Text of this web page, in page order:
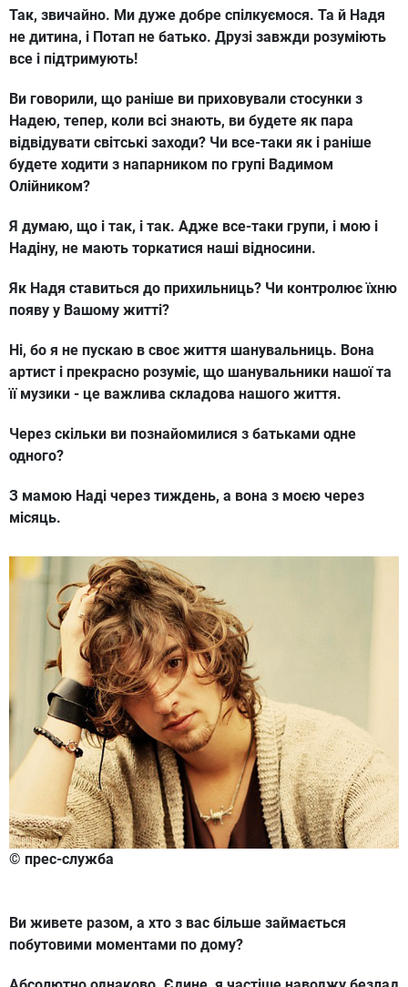
Так, звичайно. Ми дуже добре спілкуємося. Та й Надя
не дитина, і Потап не батько. Друзі завжди розуміють
все і підтримують!
Ви говорили, що раніше ви приховували стосунки з
Надею, тепер, коли всі знають, ви будете як пара
відвідувати світські заходи? Чи все-таки як і раніше
будете ходити з напарником по групі Вадимом
Олійником?
Я думаю, що і так, і так. Адже все-таки групи, і мою і
Надіну, не мають торкатися наші відносини.
Як Надя ставиться до прихильниць? Чи контролює їхню
появу у Вашому житті?
Ні, бо я не пускаю в своє життя шанувальниць. Вона
артист і прекрасно розуміє, що шанувальники нашої та
її музики - це важлива складова нашого життя.
Через скільки ви познайомилися з батьками одне
одного?
З мамою Наді через тиждень, а вона з моєю через
місяць.
© прес-служба
Ви живете разом, а хто з вас більше займається
побутовими моментами по дому?